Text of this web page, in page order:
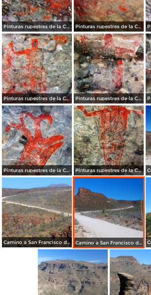
Pinturas rupestres de la Cueva del Ratón Pinturas rupestres de la Cueva del Ratón
Pinturas rupestres de la Cueva del Ratón Pinturas rupestres de la Cueva del Ratón
Pinturas rupestres de la Cueva del Ratón Pinturas rupestres de la Cueva del Ratón
Camino a San Francisco de la Sierra Camino a San Francisco de la Sierra